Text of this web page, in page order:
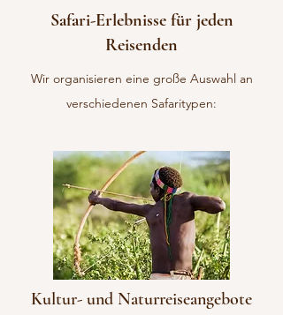
Safari-Erlebnisse für jeden
Reisenden
Wir organisieren eine große Auswahl an
verschiedenen Safaritypen:
Kultur- und Naturreiseangebote